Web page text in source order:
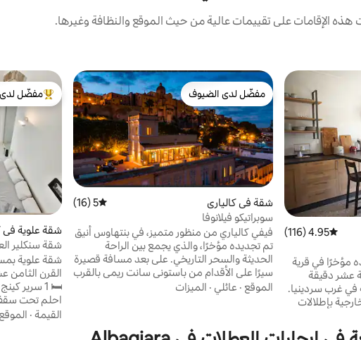
الإقامات على تقييمات عالية من حيث الموقع والنظافة وغيرها.
متوسط التقييم 4.95 من 5، 116 مراجعات
4.95 (116)
مؤخرًا في قرية
عشر دقيقة
في غرب سردينيا.
بإطلالات
وثقافة
مفضّل لدى الضيوف
مفضّل لدى الضيوف
شقة في كالياري متوسط التقييم 5 من 5، 16 مراجعات
5 (16)
سوبراتيكو فيلانوفا
فيفي كالياري من منظور متميز، في بنتهاوس أنيق
تم تجديده مؤخرًا، والذي يجمع بين الراحة
الحديثة والسحر التاريخي. على بعد مسافة قصيرة
سيرًا على الأقدام من باستوني سانت ريمي بالقرب
من المطاعم النموذجية والمحلات الحصرية.
الموقع · عائلي · الميزات
من أبرز
مفضّل
شقة علوية في
شقة سنكلير
رومانسية
القرن الثامن
احلم تحت سقف
عشر 🚿القيمة · الموقع